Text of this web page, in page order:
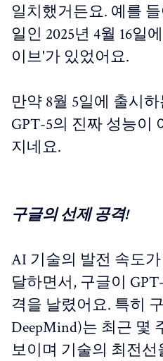
일치했거든요. 예를
일인 2025년 4월 16일
이브'가 있었어요.
만약 8월 5일에 출시
GPT-5의 진짜 성능이
지네요.
구글의 선제 공격!
AI 기술의 발전 속도
달하면서, 구글이
격을 날렸어요. 특히
DeepMind)는 최근 몇
보이며 기술의 최전